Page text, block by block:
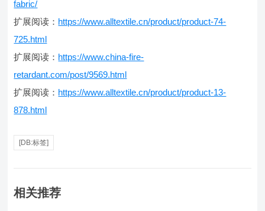
fabric/
扩展阅读： https://www.alltextile.cn/product/product-74-
725.html
扩展阅读： https://www.china-fire-
retardant.com/post/9569.html
扩展阅读： https://www.alltextile.cn/product/product-13-
878.html
[DB:标签]
相关推荐